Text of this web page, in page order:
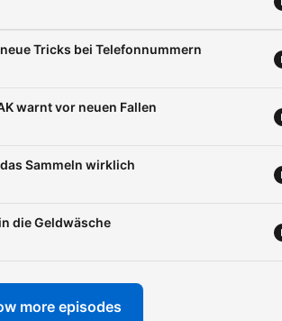
Tricks bei Telefonnummern
warnt vor neuen Fallen
Sammeln wirklich
die Geldwäsche
more episodes